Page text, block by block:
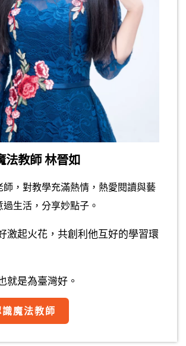
法教師 林晉如
師，對教學充滿熱情，熱愛閱讀與藝
生活，分享妙點子。
激起火花，共創利他互好的學習環
就是為臺灣好。
魔法教師